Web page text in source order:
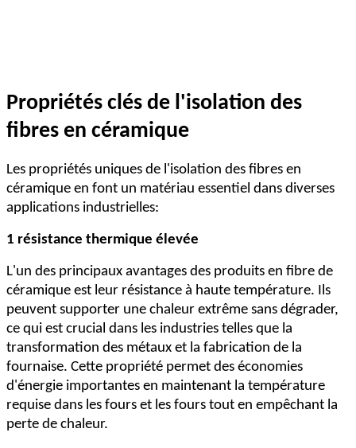
Propriétés clés de l'isolation des
fibres en céramique
Les propriétés uniques de l'isolation des fibres en
céramique en font un matériau essentiel dans diverses
applications industrielles:
1 résistance thermique élevée
L'un des principaux avantages des produits en fibre de
céramique est leur résistance à haute température. Ils
peuvent supporter une chaleur extrême sans dégrader,
ce qui est crucial dans les industries telles que la
transformation des métaux et la fabrication de la
fournaise. Cette propriété permet des économies
d'énergie importantes en maintenant la température
requise dans les fours et les fours tout en empêchant la
perte de chaleur.